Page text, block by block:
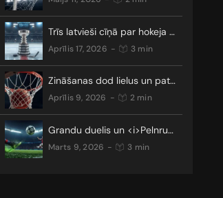
Trīs latvieši cīņā par hokeja galveno trofeju
aprīlis 17, 2026 - 3 min
Zināšanas dod lielus un patīkamus laimestus
aprīlis 9, 2026 - 2 min
Grandu duelis un <i>Pelnrušķītes stāsts</i>: kādus pārsteigumus nesīs Čempionu līgas TOP 16?
marts 9, 2026 - 3 min